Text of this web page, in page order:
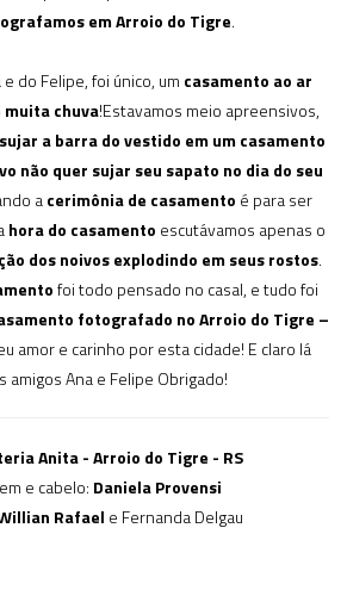
em Arroio do Tigre.
e do Felipe, foi único, um casamento ao ar
chuva!Estavamos meio apreensivos,
sujar a barra do vestido em um casamento
não quer sujar seu sapato no dia do seu
acerimônia de casamento é para ser
hora do casamento escutávamos apenas o
dos noivos explodindo em seus rostos.
foi todo pensado no casal, e tudo foi
fotografado no Arroio do Tigre –
amor e carinho por esta cidade! E claro lá
amigos Ana e Felipe Obrigado!
Anita - Arroio do Tigre - RS
e cabelo: Daniela Provensi
Rafael e Fernanda Delgau